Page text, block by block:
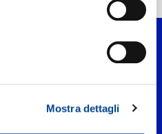
Mostra dettagli